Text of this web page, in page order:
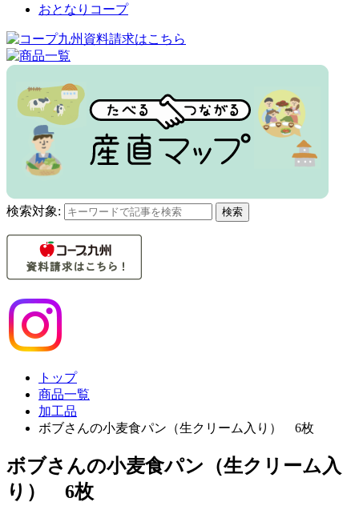
おとなりコープ
検索対象: 検索
トップ
商品一覧
加工品
ボブさんの小麦食パン（生クリーム入り） 6枚
ボブさんの小麦食パン（生クリーム入
り） 6枚